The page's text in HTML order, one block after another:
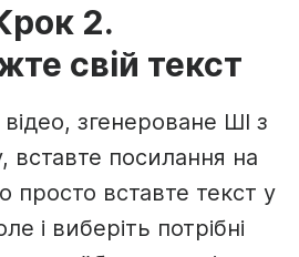
2.
свій текст
згенероване ШІ з
вставте посилання на
просто вставте текст у
і виберіть потрібні